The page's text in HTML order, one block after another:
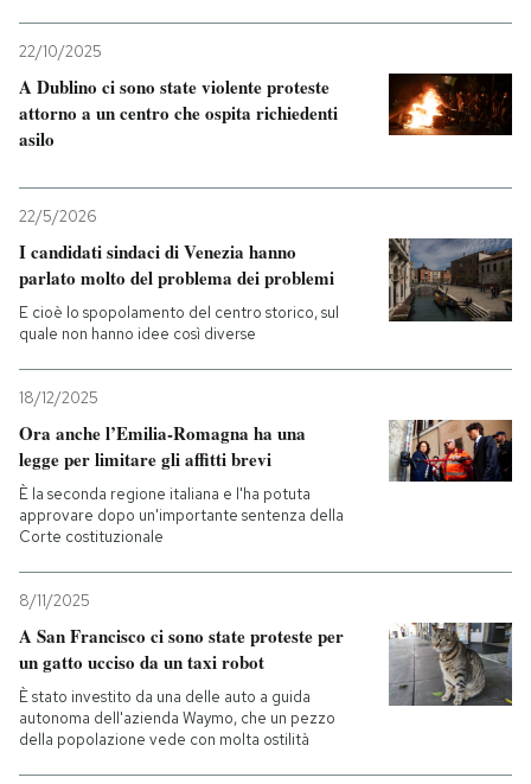
22/10/2025
A Dublino ci sono state violente proteste
attorno a un centro che ospita richiedenti
asilo
22/5/2026
I candidati sindaci di Venezia hanno
parlato molto del problema dei problemi
E cioè lo spopolamento del centro storico, sul
quale non hanno idee così diverse
18/12/2025
Ora anche l’Emilia-Romagna ha una
legge per limitare gli affitti brevi
È la seconda regione italiana e l'ha potuta
approvare dopo un'importante sentenza della
Corte costituzionale
8/11/2025
A San Francisco ci sono state proteste per
un gatto ucciso da un taxi robot
È stato investito da una delle auto a guida
autonoma dell'azienda Waymo, che un pezzo
della popolazione vede con molta ostilità